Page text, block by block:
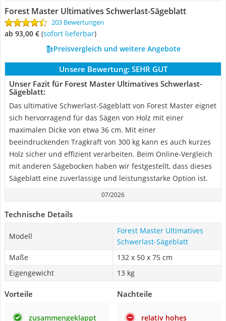
Forest Master Ultimatives Schwerlast-Sägeblatt
203 Bewertungen
ab 93,00 € ( Sofort lieferbar)
Preisvergleich und weitere Angebote
Unsere Bewertung: SEHR GUT
Unser Fazit für Forest Master Ultimatives Schwerlast-
Sägeblatt:
Das ultimative Schwerlast-Sägeblatt von Forest Master eignet
sich hervorragend für das Sägen von Holz mit einer
maximalen Dicke von etwa 36 cm. Mit einer
beeindruckenden Tragkraft von 300 kg kann es auch kurzes
Holz sicher und effizient verarbeiten. Beim Online-Vergleich
mit anderen Sägebocken haben wir festgestellt, dass dieses
Sägeblatt eine zuverlässige und leistungsstarke Option ist.
07/2026
Technische Details
Modell
Forest Master Ultimatives
Schwerlast-Sägeblatt
Maße
132 x 50 x 75 cm
Eigengewicht
13 kg
Vorteile
zusammengeklappt
Nachteile
relativ hohes